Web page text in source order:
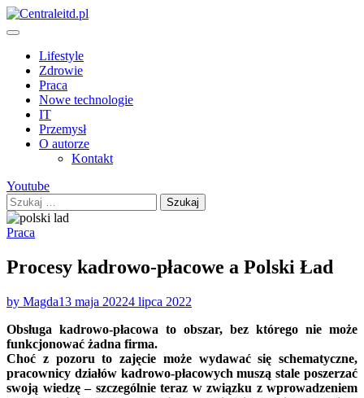
Skip
to
Lifestyle
Zdrowie
Praca
Nowe technologie
IT
Przemysł
O autorze
Kontakt
Youtube
Szukaj:
Praca
Procesy kadrowo-płacowe a Polski Ład
by Magda13 maja 20224 lipca 2022
Obsługa kadrowo-płacowa to obszar, bez którego nie może
funkcjonować żadna firma.
Choć z pozoru to zajęcie może wydawać się schematyczne,
pracownicy działów kadrowo-płacowych muszą stale poszerzać
swoją wiedzę – szczególnie teraz w związku z wprowadzeniem